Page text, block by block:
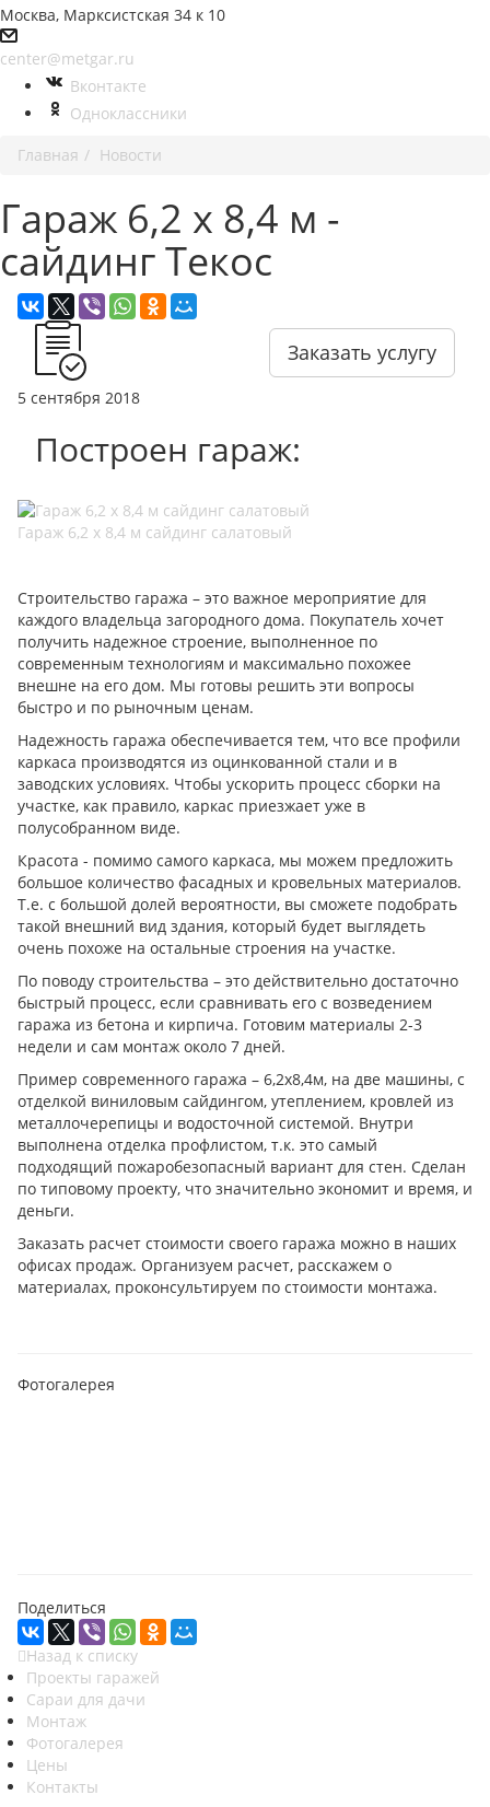
Москва, Марксистская 34 к 10
center@metgar.ru
Вконтакте
Одноклассники
Главная
Новости
Гараж 6,2 х 8,4 м -
сайдинг Текос
Заказать услугу
5 сентября 2018
Построен гараж:
Гараж 6,2 х 8,4 м сайдинг салатовый
Строительство гаража – это важное мероприятие для
каждого владельца загородного дома. Покупатель хочет
получить надежное строение, выполненное по
современным технологиям и максимально похожее
внешне на его дом. Мы готовы решить эти вопросы
быстро и по рыночным ценам.
Надежность гаража обеспечивается тем, что все профили
каркаса производятся из оцинкованной стали и в
заводских условиях. Чтобы ускорить процесс сборки на
участке, как правило, каркас приезжает уже в
полусобранном виде.
Красота - помимо самого каркаса, мы можем предложить
большое количество фасадных и кровельных материалов.
Т.е. с большой долей вероятности, вы сможете подобрать
такой внешний вид здания, который будет выглядеть
очень похоже на остальные строения на участке.
По поводу строительства – это действительно достаточно
быстрый процесс, если сравнивать его с возведением
гаража из бетона и кирпича. Готовим материалы 2-3
недели и сам монтаж около 7 дней.
Пример современного гаража – 6,2х8,4м, на две машины, с
отделкой виниловым сайдингом, утеплением, кровлей из
металлочерепицы и водосточной системой. Внутри
выполнена отделка профлистом, т.к. это самый
подходящий пожаробезопасный вариант для стен. Сделан
по типовому проекту, что значительно экономит и время, и
деньги.
Заказать расчет стоимости своего гаража можно в наших
офисах продаж. Организуем расчет, расскажем о
материалах, проконсультируем по стоимости монтажа.
Фотогалерея
Поделиться
Назад к списку
Проекты гаражей
Сараи для дачи
Монтаж
Фотогалерея
Цены
Контакты